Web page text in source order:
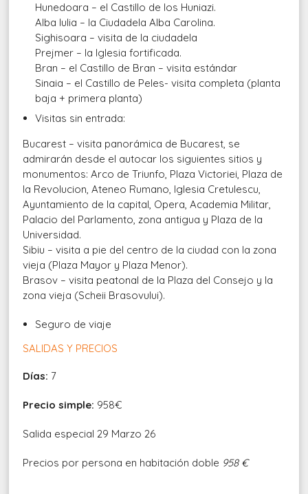
Hunedoara – el Castillo de los Huniazi.
Alba Iulia – la Ciudadela Alba Carolina.
Sighisoara – visita de la ciudadela
Prejmer – la Iglesia fortificada.
Bran – el Castillo de Bran – visita estándar
Sinaia – el Castillo de Peles- visita completa (planta
baja + primera planta)
Visitas sin entrada:
Bucarest – visita panorámica de Bucarest, se
admirarán desde el autocar los siguientes sitios y
monumentos: Arco de Triunfo, Plaza Victoriei, Plaza de
la Revolucion, Ateneo Rumano, Iglesia Cretulescu,
Ayuntamiento de la capital, Opera, Academia Militar,
Palacio del Parlamento, zona antigua y Plaza de la
Universidad.
Sibiu – visita a pie del centro de la ciudad con la zona
vieja (Plaza Mayor y Plaza Menor).
Brasov – visita peatonal de la Plaza del Consejo y la
zona vieja (Scheii Brasovului).
Seguro de viaje
SALIDAS Y PRECIOS
Días: 7
Precio simple: 958€
Salida especial 29 Marzo 26
Precios por persona en habitación doble 958 €